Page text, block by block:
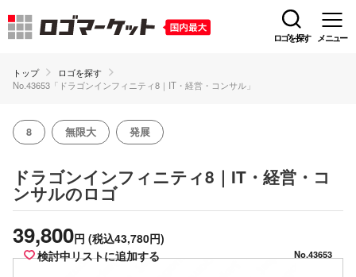
ロゴを探す メニュー
トップ
ロゴを探す
No.43653「ドラゴンインフィニティ8｜IT・経営・コンサル」
8 無限大 発展
ドラゴンインフィニティ8｜IT・経営・コ
ンサルのロゴ
39,800円 (税込43,780円)
検討中リストに追加する
No.43653